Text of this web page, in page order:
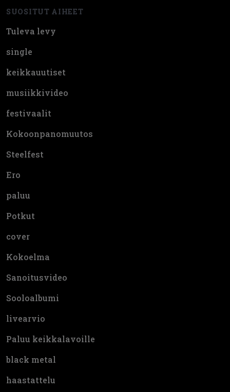
SUOSITUT AIHEET
Tuleva levy
single
keikkauutiset
musiikkivideo
festivaalit
Kokoonpanomuutos
Steelfest
Ero
paluu
Potkut
cover
Kokoelma
Sanoitusvideo
Sooloalbumi
livearvio
Paluu keikkalavoille
black metal
haastattelu